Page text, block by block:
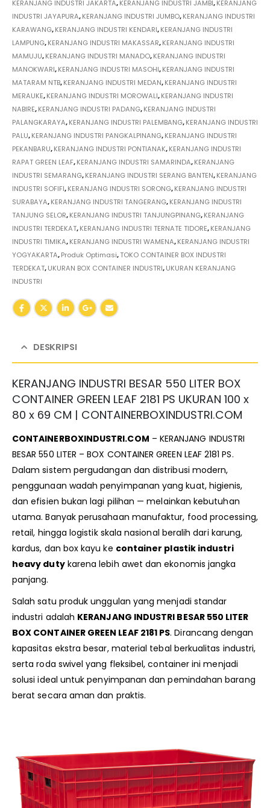
KERANJANG INDUSTRI JAKARTA,KERANJANG INDUSTRI JAMBI,KERANJANG
INDUSTRI JAYAPURA,KERANJANG INDUSTRI JUMBO,KERANJANG INDUSTRI
KARAWANG,KERANJANG INDUSTRI KENDARI,KERANJANG INDUSTRI
LAMPUNG,KERANJANG INDUSTRI MAKASSAR,KERANJANG INDUSTRI
MAMUJU,KERANJANG INDUSTRI MANADO,KERANJANG INDUSTRI
MANOKWARI,KERANJANG INDUSTRI MASOHI,KERANJANG INDUSTRI
MATARAM NTB,KERANJANG INDUSTRI MEDAN,KERANJANG INDUSTRI
MERAUKE,KERANJANG INDUSTRI MOROWALI,KERANJANG INDUSTRI
NABIRE,KERANJANG INDUSTRI PADANG,KERANJANG INDUSTRI
PALANGKARAYA,KERANJANG INDUSTRI PALEMBANG,KERANJANG INDUSTRI
PALU,KERANJANG INDUSTRI PANGKALPINANG,KERANJANG INDUSTRI
PEKANBARU,KERANJANG INDUSTRI PONTIANAK,KERANJANG INDUSTRI
RAPAT GREEN LEAF,KERANJANG INDUSTRI SAMARINDA,KERANJANG
INDUSTRI SEMARANG,KERANJANG INDUSTRI SERANG BANTEN,KERANJANG
INDUSTRI SOFIFI,KERANJANG INDUSTRI SORONG,KERANJANG INDUSTRI
SURABAYA,KERANJANG INDUSTRI TANGERANG,KERANJANG INDUSTRI
TANJUNG SELOR,KERANJANG INDUSTRI TANJUNGPINANG,KERANJANG
INDUSTRI TERDEKAT,KERANJANG INDUSTRI TERNATE TIDORE,KERANJANG
INDUSTRI TIMIKA,KERANJANG INDUSTRI WAMENA,KERANJANG INDUSTRI
YOGYAKARTA,Produk Optimasi,TOKO CONTAINER BOX INDUSTRI
TERDEKAT,UKURAN BOX CONTAINER INDUSTRI,UKURAN KERANJANG
INDUSTRI
DESKRIPSI
KERANJANG INDUSTRI BESAR 550 LITER BOX
CONTAINER GREEN LEAF 2181 PS UKURAN 100 x
80 x 69 CM | CONTAINERBOXINDUSTRI.COM
CONTAINERBOXINDUSTRI.COM – KERANJANG INDUSTRI
BESAR 550 LITER – BOX CONTAINER GREEN LEAF 2181 PS.
Dalam sistem pergudangan dan distribusi modern,
penggunaan wadah penyimpanan yang kuat, higienis,
dan efisien bukan lagi pilihan — melainkan kebutuhan
utama. Banyak perusahaan manufaktur, food processing,
retail, hingga logistik skala nasional beralih dari karung,
kardus, dan box kayu ke container plastik industri
heavy dutykarena lebih awet dan ekonomis jangka
panjang.
Salah satu produk unggulan yang menjadi standar
industri adalah KERANJANG INDUSTRI BESAR 550 LITER
BOX CONTAINER GREEN LEAF 2181 PS. Dirancang dengan
kapasitas ekstra besar, material tebal berkualitas industri,
serta roda swivel yang fleksibel, container ini menjadi
solusi ideal untuk penyimpanan dan pemindahan barang
berat secara aman dan praktis.